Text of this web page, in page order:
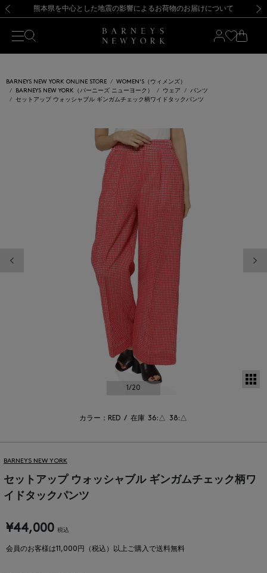
新規登録のお客様も対象！＜MY BARNEYS＞会員のお客様は11,000円（税込）以上のお買上げで常時送料無料！お買い物の際は会員登録を！
【夏季休業に伴う返品・交換承り一時停止のお知らせ】（2026.8.5）
熊本県を中心とした地震の影響によるお荷物のお届けについて
【開催中】SUMMER SALEのご案内・ご注意事項 新規登録のお客様も対象！＜MY BARNEYS＞会員のお客様は11,000円（税込）以上のお買上げで常時送料無料！お買い物の際は会員登録を！
【夏季休業に伴う返品・交換承り一時停止のお知らせ】（2026.8.5）
BARNEYS NEW YORK ONLINE STORE
WOMEN'S（ウィメンズ）
BARNEYS NEW YORK（バーニーズ ニューヨーク）
ウェア
パンツ
セットアップ ウォッシャブル ギンガムチェック柄ワイドタックパンツ
1/20
カラー：RED / 在庫 36:△ 38:△
BARNEYS NEW YORK
セットアップ ウォッシャブル ギンガムチェック柄ワ
イドタックパンツ
¥44,000 税込
会員のお客様は11,000円（税込）以上ご購入で送料無料